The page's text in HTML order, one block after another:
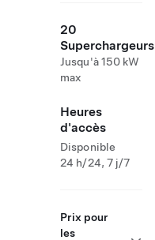
20
Superchargeurs
Jusqu'à 150 kW
max
Heures
d'accès
Disponible
24 h/24, 7 j/7
Prix pour
les